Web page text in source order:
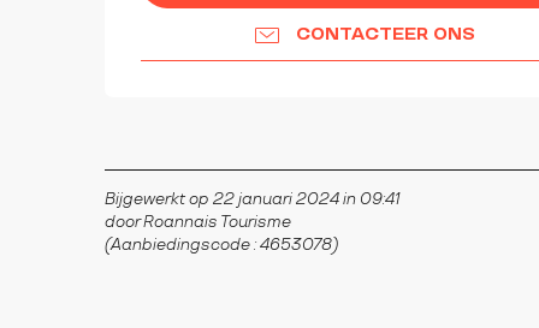
CONTACTEER ONS
Bijgewerkt op 22 januari 2024 in 09:41
door Roannais Tourisme
(Aanbiedingscode :4653078)